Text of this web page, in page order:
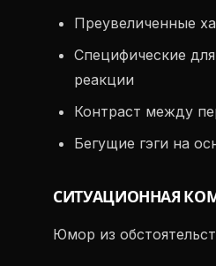
Преувеличенные
Специфические
реакции
Контраст между
Бегущие гэги на
СИТУАЦИОННАЯ
Юмор из